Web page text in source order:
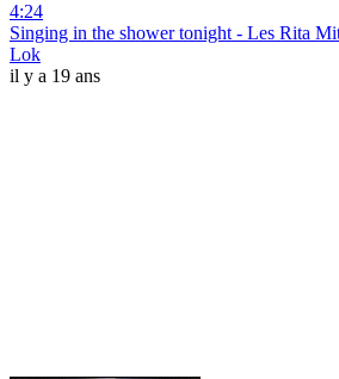
4:24
Singing in the shower tonight - Les Rita
Lok
il y a 19 ans